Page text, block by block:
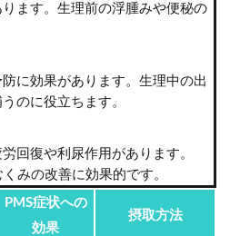
ます。生理前の浮腫みや便秘の
に効果があります。生理中の出
のに役立ちます。
回復や利尿作用があります。
みの改善に効果的です。
PMS症状への
効果
摂取方法